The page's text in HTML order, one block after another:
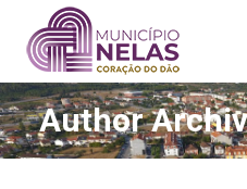
Author You